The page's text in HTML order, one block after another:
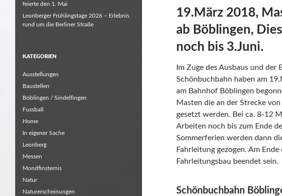
19.März 2018,
ab Böblingen,
noch bis 3.Juni.
Im Zuge des Ausbaus und der
Schönbuchbahn haben am
am Bahnhof Böblingen
Masten die an der Strecke
gesetzt werden. Bei ca. 8-12
Arbeiten noch bis zum Ende
Sommerferien werden dann
Fahrleitung gezogen. Am
Fahrleitungsbau beendet sein.
Schönbuchbahn
feierte den 1. Mai
Leonberger Frühlingstage 2026 – Erlebnis
rund um die Berliner Straße
KATEGORIEN
Ausstellungen
Baustellen
Böblingen / Sindelfingen
Fussball
Home
In eigener Sache
Leonberg
Messen
Mondfinsternis
Natur
Naturerscheinungen